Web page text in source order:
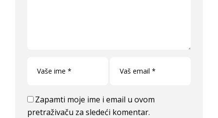
Zapamti moje ime i email u ovom
pretraživaču za sledeći komentar.